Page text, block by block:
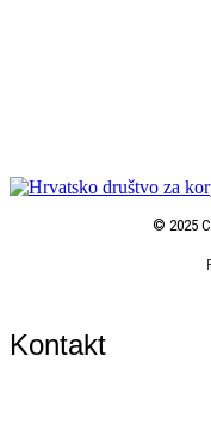
© 2025
Kontakt